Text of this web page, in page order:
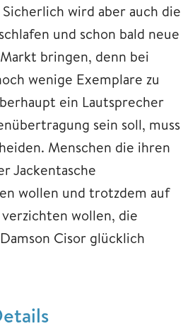
wird aber auch die
und schon bald neue
bringen, denn bei
wenige Exemplare zu
ein Lautsprecher
sein soll, muss
Menschen die ihren
Jackentasche
wollen und trotzdem auf
wollen, die
Cisor glücklich